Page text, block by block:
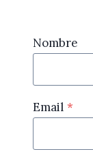
Nombre
Email *